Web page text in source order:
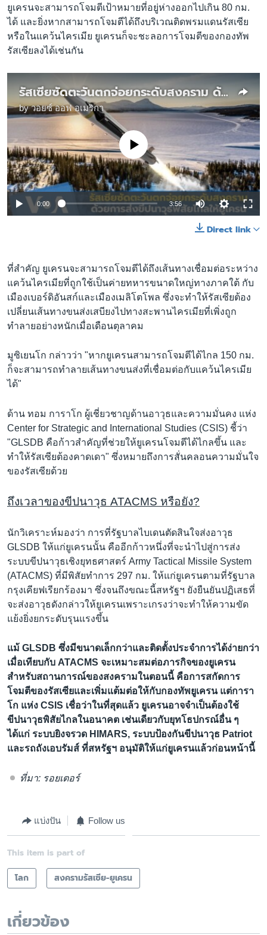
ยูเครนจะสามารถโจมตีเป้าหมายที่อยู่ห่างออกไปเกิน 80 กม.
ได้ และยิ่งหากสามารถโจมตีได้ถึงบริเวณติดพรมแดนรัสเซีย
หรือในแคว้นไครเมีย ยูเครนก็จะชะลอการโจมตีของกองทัพ
รัสเซียลงได้เช่นกัน
รัสเซียซัดตะวันตกจ่อยกระดับสงคราม ด้วยการส่งขีปนาวุธพิสัยไกลให้ยูเครน
byวอยซ์ ออฟ อเมริกา
No media source currently available
0:00 3:56
Direct link
ที่สำคัญ ยูเครนจะสามารถโจมตีได้ถึงเส้นทางเชื่อมต่อระหว่าง
แคว้นไครเมียที่ถูกใช้เป็นค่ายทหารขนาดใหญ่ทางภาคใต้ กับ
เมืองเบอร์ดิอันสก์และเมืองเมลิโตโพล ซึ่งจะทำให้รัสเซียต้อง
เปลี่ยนเส้นทางขนส่งเสบียงไปทางสะพานไครเมียที่เพิ่งถูก
ทำลายอย่างหนักเมื่อเดือนตุลาคม
มูซิเยนโก กล่าวว่า "หากยูเครนสามารถโจมตีได้ไกล 150 กม.
ก็จะสามารถทำลายเส้นทางขนส่งที่เชื่อมต่อกับแคว้นไครเมีย
ได้"
ด้าน ทอม การาโก ผู้เชี่ยวชาญด้านอาวุธและความมั่นคง แห่ง
Center for Strategic and International Studies (CSIS) ชี้ว่า
"GLSDB คือก้าวสำคัญที่ช่วยให้ยูเครนโจมตีได้ไกลขึ้น และ
ทำให้รัสเซียต้องคาดเดา" ซึ่งหมายถึงการสั่นคลอนความมั่นใจ
ของรัสเซียด้วย
ถึงเวลาของขีปนาวุธ ATACMS หรือยัง?
นักวิเคราะห์มองว่า การที่รัฐบาลไบเดนตัดสินใจส่งอาวุธ
GLSDB ให้แก่ยูเครนนั้น คืออีกก้าวหนึ่งที่จะนำไปสู่การส่ง
ระบบขีปนาวุธเชิงยุทธศาสตร์ Army Tactical Missile System
(ATACMS) ที่มีพิสัยทำการ 297 กม. ให้แก่ยูเครนตามที่รัฐบาล
กรุงเคียฟเรียกร้องมา ซึ่งจนถึงขณะนี้สหรัฐฯ ยังยืนยันปฏิเสธที่
จะส่งอาวุธดังกล่าวให้ยูเครนเพราะเกรงว่าจะทำให้ความขัด
แย้งยิ่งยกระดับรุนแรงขึ้น
แม้ GLSDB ซึ่งมีขนาดเล็กกว่าและติดตั้งประจำการได้ง่ายกว่า
เมื่อเทียบกับ ATACMS จะเหมาะสมต่อภารกิจของยูเครน
สำหรับสถานการณ์ของสงครามในตอนนี้ คือการสกัดการ
โจมตีของรัสเซียและเพิ่มแต้มต่อให้กับกองทัพยูเครน แต่การา
โก แห่ง CSIS เชื่อว่าในที่สุดแล้ว ยูเครนอาจจำเป็นต้องใช้
ขีปนาวุธพิสัยไกลในอนาคต เช่นเดียวกับยุทโธปกรณ์อื่น ๆ
ได้แก่ ระบบยิงจรวด HIMARS, ระบบป้องกันขีปนาวุธ Patriot
และรถถังเอบรัมส์ ที่สหรัฐฯ อนุมัติให้แก่ยูเครนแล้วก่อนหน้านี้
ที่มา: รอยเตอร์
แบ่งปัน Follow us
This item is part of
โลก
สงครามรัสเซีย-ยูเครน
เกี่ยวข้อง